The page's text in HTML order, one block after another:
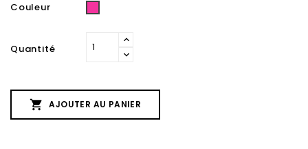
Couleur
Quantité
 AJOUTER AU PANIER